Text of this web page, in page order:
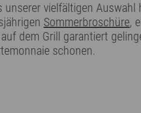
unserer vielfältigen
Sommerbroschüre,
dem Grill garantiert
schonen.